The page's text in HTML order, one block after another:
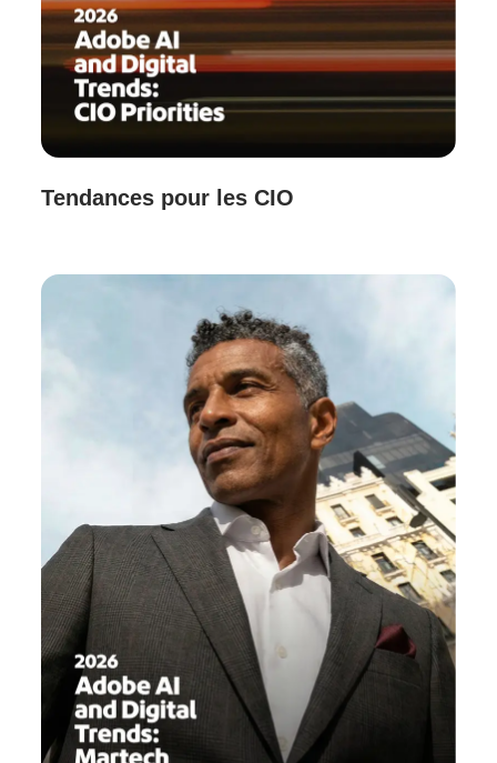
Tendances pour les CIO